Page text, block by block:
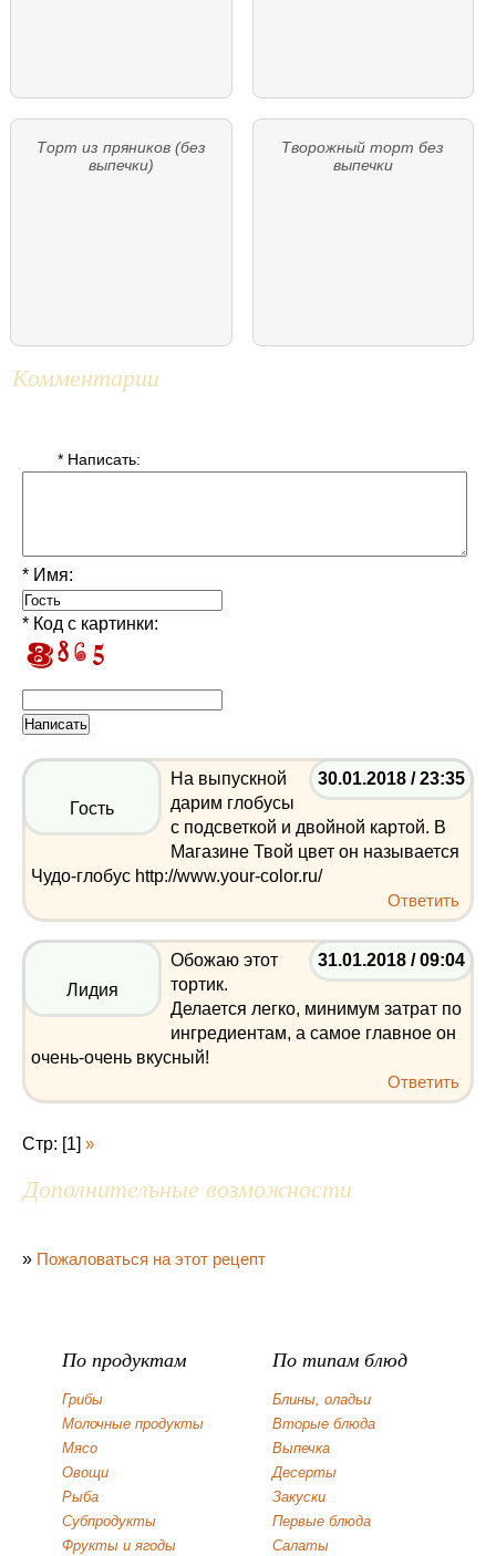
Торт из пряников (без
выпечки)
Творожный торт без
выпечки
Комментарии
* Написать:
* Имя:
* Код с картинки:
30.01.2018 / 23:35
Гость
На выпускной
дарим глобусы
с подсветкой и двойной картой. В
Магазине Твой цвет он называется
Чудо-глобус http://www.your-color.ru/
Ответить
31.01.2018 / 09:04
Лидия
Обожаю этот
тортик.
Делается легко, минимум затрат по
ингредиентам, а самое главное он
очень-очень вкусный!
Ответить
Стр: [1] »
Дополнительные возможности
» Пожаловаться на этот рецепт
По продуктам
Грибы
Молочные продукты
Мясо
Овощи
Рыба
Субпродукты
Фрукты и ягоды
По типам блюд
Блины, оладьи
Вторые блюда
Выпечка
Десерты
Закуски
Первые блюда
Салаты